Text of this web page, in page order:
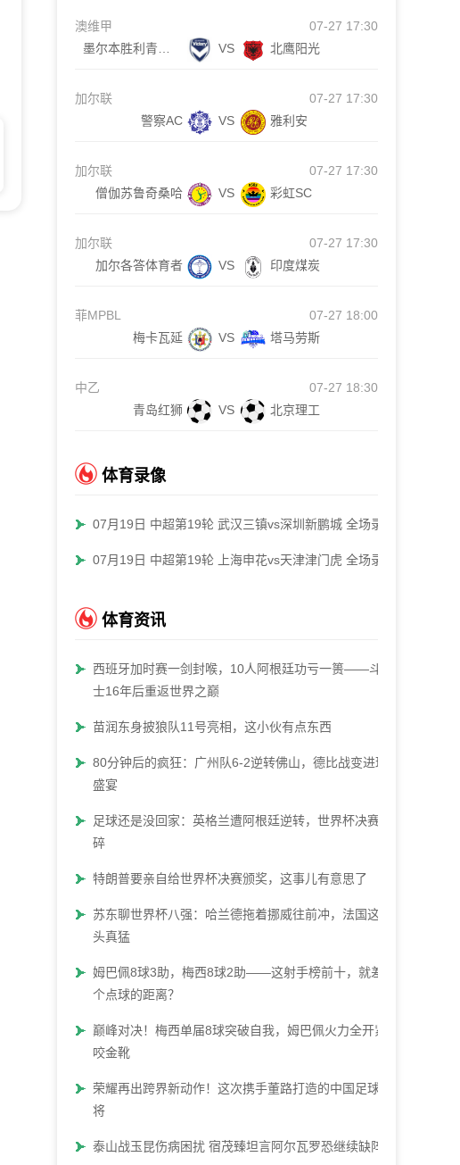
澳维甲
07-27 17:30
VS 北鹰阳光
加尔联
07-27 17:30
警察AC
VS 雅利安
加尔联
07-27 17:30
僧伽苏鲁奇桑哈
VS 彩虹SC
加尔联
07-27 17:30
加尔各答体育者
VS 印度煤炭
菲MPBL
07-27 18:00
梅卡瓦延
VS 塔马劳斯
中乙
07-27 18:30
青岛红狮
VS 北京理工
体育录像
07月19日 中超第19轮 武汉三镇vs深圳新鹏城 全场录像
07月19日 中超第19轮 上海申花vs天津津门虎 全场录像
体育资讯
西班牙加时赛一剑封喉，10人阿根廷功亏一篑——斗牛
士16年后重返世界之巅
苗润东身披狼队11号亮相，这小伙有点东西
80分钟后的疯狂：广州队6-2逆转佛山，德比战变进球
盛宴
足球还是没回家：英格兰遭阿根廷逆转，世界杯决赛梦
碎
特朗普要亲自给世界杯决赛颁奖，这事儿有意思了
苏东聊世界杯八强：哈兰德拖着挪威往前冲，法国这势
头真猛
姆巴佩8球3助，梅西8球2助——这射手榜前十，就差一
个点球的距离？
巅峰对决！梅西单届8球突破自我，姆巴佩火力全开紧
咬金靴
荣耀再出跨界新动作！这次携手董路打造的中国足球小
将
泰山战玉昆伤病困扰 宿茂臻坦言阿尔瓦罗恐继续缺阵